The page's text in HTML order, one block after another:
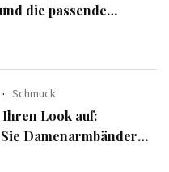
die passende
Schmuck
Ihren Look auf:
Damenarmbänder